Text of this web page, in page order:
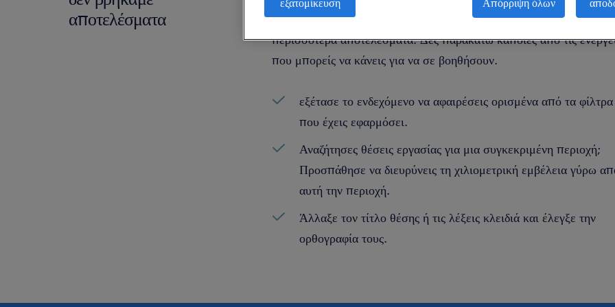
αποτελέσματα
χρειάζεται να αλλάξεις τα φίλτρα που έβαλες για να πάρεις
περισσότερα αποτελέσματα. Δες παρακάτω κάποιες από τις
που μπορείς να κάνεις για να σε βοηθήσουν.
εξέτασε το ενδεχόμενο να αφαιρέσεις ορισμένα από τα φίλτρα
που έχεις εφαρμόσει.
Αναζήτησες θέσεις εργασίας για μια συγκεκριμένη περιοχή;
Προσπάθησε να διευρύνεις τη χιλιομετρική εμβέλεια γύρω
αυτή την περιοχή.
Άλλαξε τον τίτλο θέσης ή τις λέξεις κλειδιά και έλεγξε την
ορθογραφία τους.